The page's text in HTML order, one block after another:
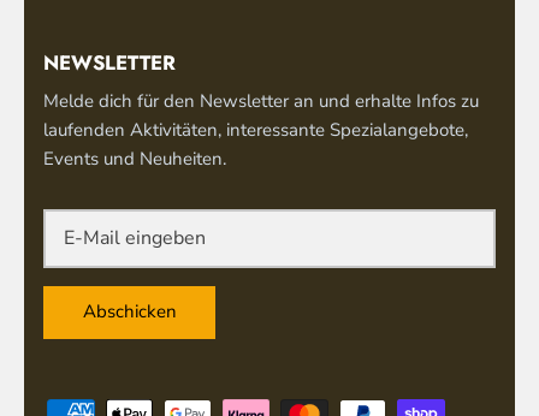
NEWSLETTER
Melde dich für den Newsletter an und erhalte Infos zu
laufenden Aktivitäten, interessante Spezialangebote,
Events und Neuheiten.
Abschicken